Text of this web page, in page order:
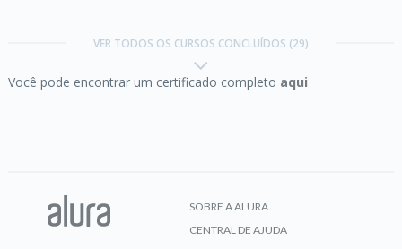
G8 - ONE
Concluído em 12/03/2025
VER TODOS OS CURSOS CONCLUÍDOS (29)
Você pode encontrar um certificado completo aqui
SOBRE A ALURA
CENTRAL DE AJUDA